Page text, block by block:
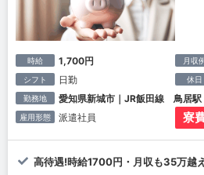
時給 1,700円 月収例
シフト 日勤 休日
勤務地 愛知県新城市｜JR飯田線 鳥居駅
雇用形態 派遣社員 寮
高待遇!時給1700円・月収も35万越